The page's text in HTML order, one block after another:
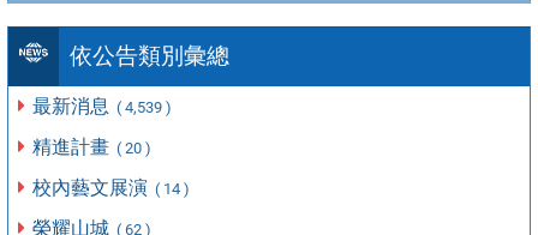
依公告類別彙總
最新消息 ( 4,539 )
精進計畫 ( 20 )
校內藝文展演 ( 14 )
榮耀山城 ( 62 )